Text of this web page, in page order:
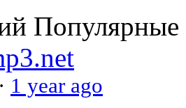
Популярные
· 1 year ago